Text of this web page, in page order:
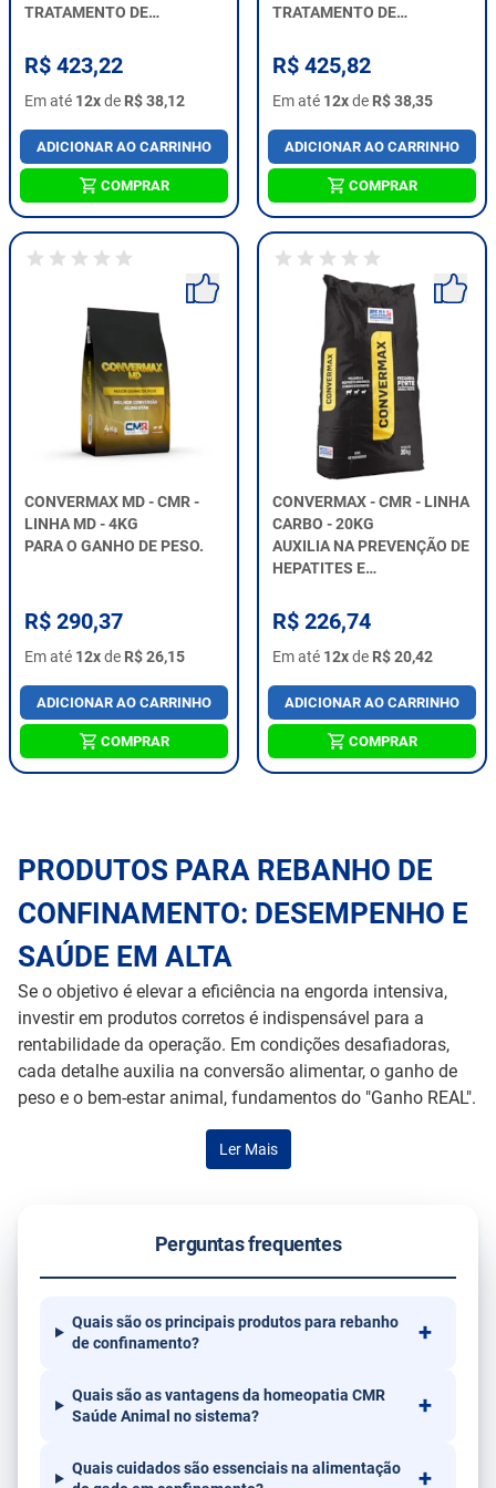
TRATAMENTO DE
R$ 423,22
Em até 12xde R$ 38,12
ADICIONAR AO CARRINHO
COMPRAR
TRATAMENTO DE
R$ 425,82
Em até 12xde R$ 38,35
ADICIONAR AO CARRINHO
COMPRAR
CONVERMAX MD - CMR -
LINHA MD - 4KG
PARA O GANHO DE PESO.
R$ 290,37
Em até 12xde R$ 26,15
ADICIONAR AO CARRINHO
COMPRAR
CONVERMAX - CMR - LINHA
CARBO - 20KG
AUXILIA NA PREVENÇÃO DE
HEPATITES E
RUMINANTES.
R$ 226,74
Em até 12xde R$ 20,42
ADICIONAR AO CARRINHO
COMPRAR
PRODUTOS PARA REBANHO DE
CONFINAMENTO: DESEMPENHO E
SAÚDE EM ALTA
Se o objetivo é elevar a eficiência na engorda intensiva,
investir em produtos corretos é indispensável para a
rentabilidade da operação. Em condições desafiadoras,
cada detalhe auxilia na conversão alimentar, o ganho de
peso e o bem-estar animal, fundamentos do "Ganho REAL".
Os medicamentos da CMR Saúde Animal, oferecem
soluções para auxiliar na redução dos efeitos do estresse,
. Conheça os aliados da pecuária sustentável e
EFICIÊNCIA E GANHO DE PESO
SUPERIORES
Quem buscaconversão alimentar
e retorno da engorda
Convermax MD uma solução prática e viável. Com
Ler Mais
Perguntas frequentes
Quais são os principais produtos para rebanho
de confinamento?
Quais são as vantagens da homeopatia CMR
Saúde Animal no sistema?
Quais cuidados são essenciais na alimentação